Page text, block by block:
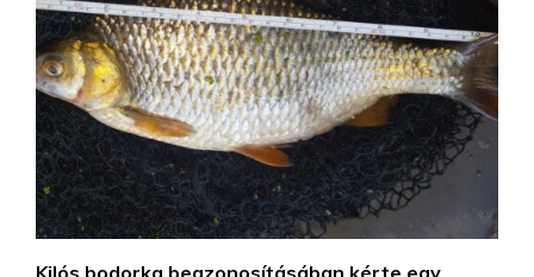
Kilós bodorka beazonosításában kérte egy